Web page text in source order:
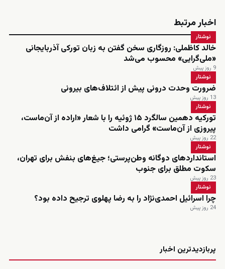
اخبار مرتبط
نوشتار
خالد کاظملی: روزگاری سخن گفتن به زبان تورکی آذربایجانی
«ملی‌گرایی» محسوب می‌شد
9 روز پیش
نوشتار
ضرورت وحدت درونی پیش از ائتلاف‌های بیرونی
13 روز پیش
نوشتار
تورکیه دهمین سالگرد ۱۵ ژوئیه را با شعار «اراده از آن‌ماست،
پیروزی از آن‌ماست» گرامی داشت
22 روز پیش
نوشتار
استانداردهای دوگانه وطن‌پرستی؛ جیغ‌های بنفش برای تهران،
سکوت مطلق برای جنوب
23 روز پیش
نوشتار
چرا اسرائیل احمدی‌نژاد را به رضا پهلوی ترجیح داده بود؟
24 روز پیش
پربازدیدترین اخبار